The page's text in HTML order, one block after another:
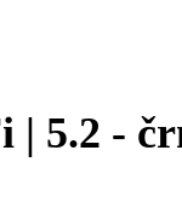
| 5.2 -